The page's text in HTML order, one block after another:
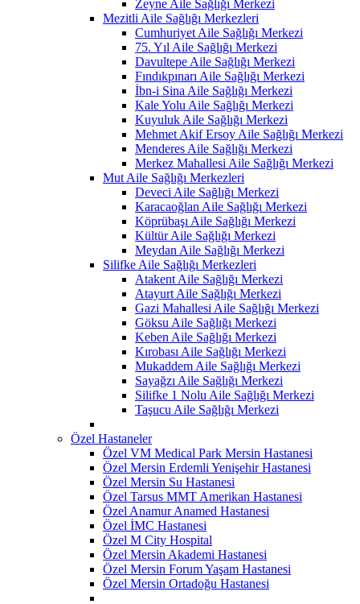
Zeyne Aile Sağlığı Merkezi
Mezitli Aile Sağlığı Merkezleri
Cumhuriyet Aile Sağlığı Merkezi
75. Yıl Aile Sağlığı Merkezi
Davultepe Aile Sağlığı Merkezi
Fındıkpınarı Aile Sağlığı Merkezi
İbn-i Sina Aile Sağlığı Merkezi
Kale Yolu Aile Sağlığı Merkezi
Kuyuluk Aile Sağlığı Merkezi
Mehmet Akif Ersoy Aile Sağlığı Merkezi
Menderes Aile Sağlığı Merkezi
Merkez Mahallesi Aile Sağlığı Merkezi
Mut Aile Sağlığı Merkezleri
Deveci Aile Sağlığı Merkezi
Karacaoğlan Aile Sağlığı Merkezi
Köprübaşı Aile Sağlığı Merkezi
Kültür Aile Sağlığı Merkezi
Meydan Aile Sağlığı Merkezi
Silifke Aile Sağlığı Merkezleri
Atakent Aile Sağlığı Merkezi
Atayurt Aile Sağlığı Merkezi
Gazi Mahallesi Aile Sağlığı Merkezi
Göksu Aile Sağlığı Merkezi
Keben Aile Sağlığı Merkezi
Kırobası Aile Sağlığı Merkezi
Mukaddem Aile Sağlığı Merkezi
Sayağzı Aile Sağlığı Merkezi
Silifke 1 Nolu Aile Sağlığı Merkezi
Taşucu Aile Sağlığı Merkezi
Özel Hastaneler
Özel VM Medical Park Mersin Hastanesi
Özel Mersin Erdemli Yenişehir Hastanesi
Özel Mersin Su Hastanesi
Özel Tarsus MMT Amerikan Hastanesi
Özel Anamur Anamed Hastanesi
Özel İMC Hastanesi
Özel M City Hospital
Özel Mersin Akademi Hastanesi
Özel Mersin Forum Yaşam Hastanesi
Özel Mersin Ortadoğu Hastanesi